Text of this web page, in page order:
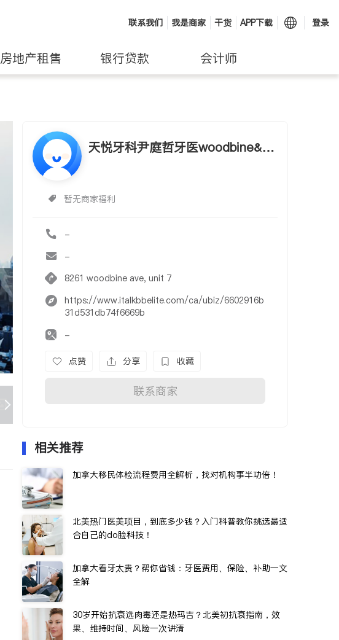
联系我们 我是商家 干货 APP下载 登录
房地产租售 银行贷款 会计师
天悦牙科尹庭哲牙医woodbine&hy
暂无商家福利
-
-
8261 woodbine ave, unit 7
https://www.italkbbelite.com/ca/ubiz/6602916b
31d531db74f6669b
-
点赞 分享 收藏
联系商家
相关推荐
加拿大移民体检流程费用全解析，找对机构事半功倍！
北美热门医美项目，到底多少钱？入门科普教你挑选最适
合自己的do脸科技！
加拿大看牙太贵？帮你省钱：牙医费用、保险、补助一文
全解
30岁开始抗衰选肉毒还是热玛吉？北美初抗衰指南，效
果、维持时间、风险一次讲清